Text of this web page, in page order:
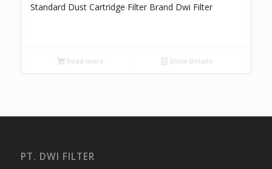
Standard Dust Cartridge Filter Brand Dwi Filter
Read more Show Details
PT. DWI FILTER